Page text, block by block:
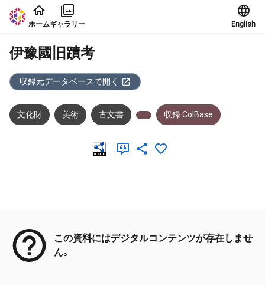
本文に飛ぶ
ホームギャラリー English
伊豫國旧蹟考
収録元データベースで開く
文化財 美術 古文書 収録:ColBase
この資料にはデジタルコンテンツが存在しませ
ん。